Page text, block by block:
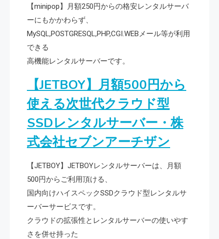
【minipop】月額250円からの格安レンタルサーバ
ーにもかかわらず、
MySQL,POSTGRESQL,PHP,CGI.WEBメール等が利用
できる
高機能レンタルサーバーです。
【JETBOY】月額500円から
使える次世代クラウド型
SSDレンタルサーバー・株
式会社セブンアーチザン
【JETBOY】JETBOYレンタルサーバーは、月額
500円からご利用頂ける、
国内向けハイスペックSSDクラウド型レンタルサ
ーバーサービスです。
クラウドの拡張性とレンタルサーバーの使いやす
さを併せ持った